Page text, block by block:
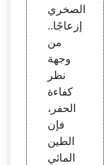
الصخري
إزعاجًا..
من
وجهة
نظر
كفاءة
الحفر،
فإن
الطين
المائي